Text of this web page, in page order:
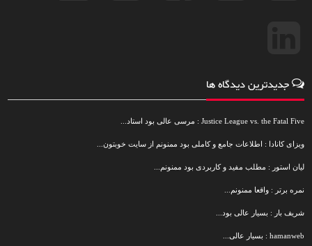
جدیدترین دیدگاه ها
Justice League vs. the Fatal Five : مرسی عالی بود استاد...
ویزای کانادا : اطلاعات جامع و کاملی بود ممنونم از سایت خوبتون...
لیان استور : مطلب مفید و کاربردی بود ممنونم...
نمره برتر : واقعا ممنونم...
شریف بار : بسیار عالی بود...
hamanweb : بسیار عالی...